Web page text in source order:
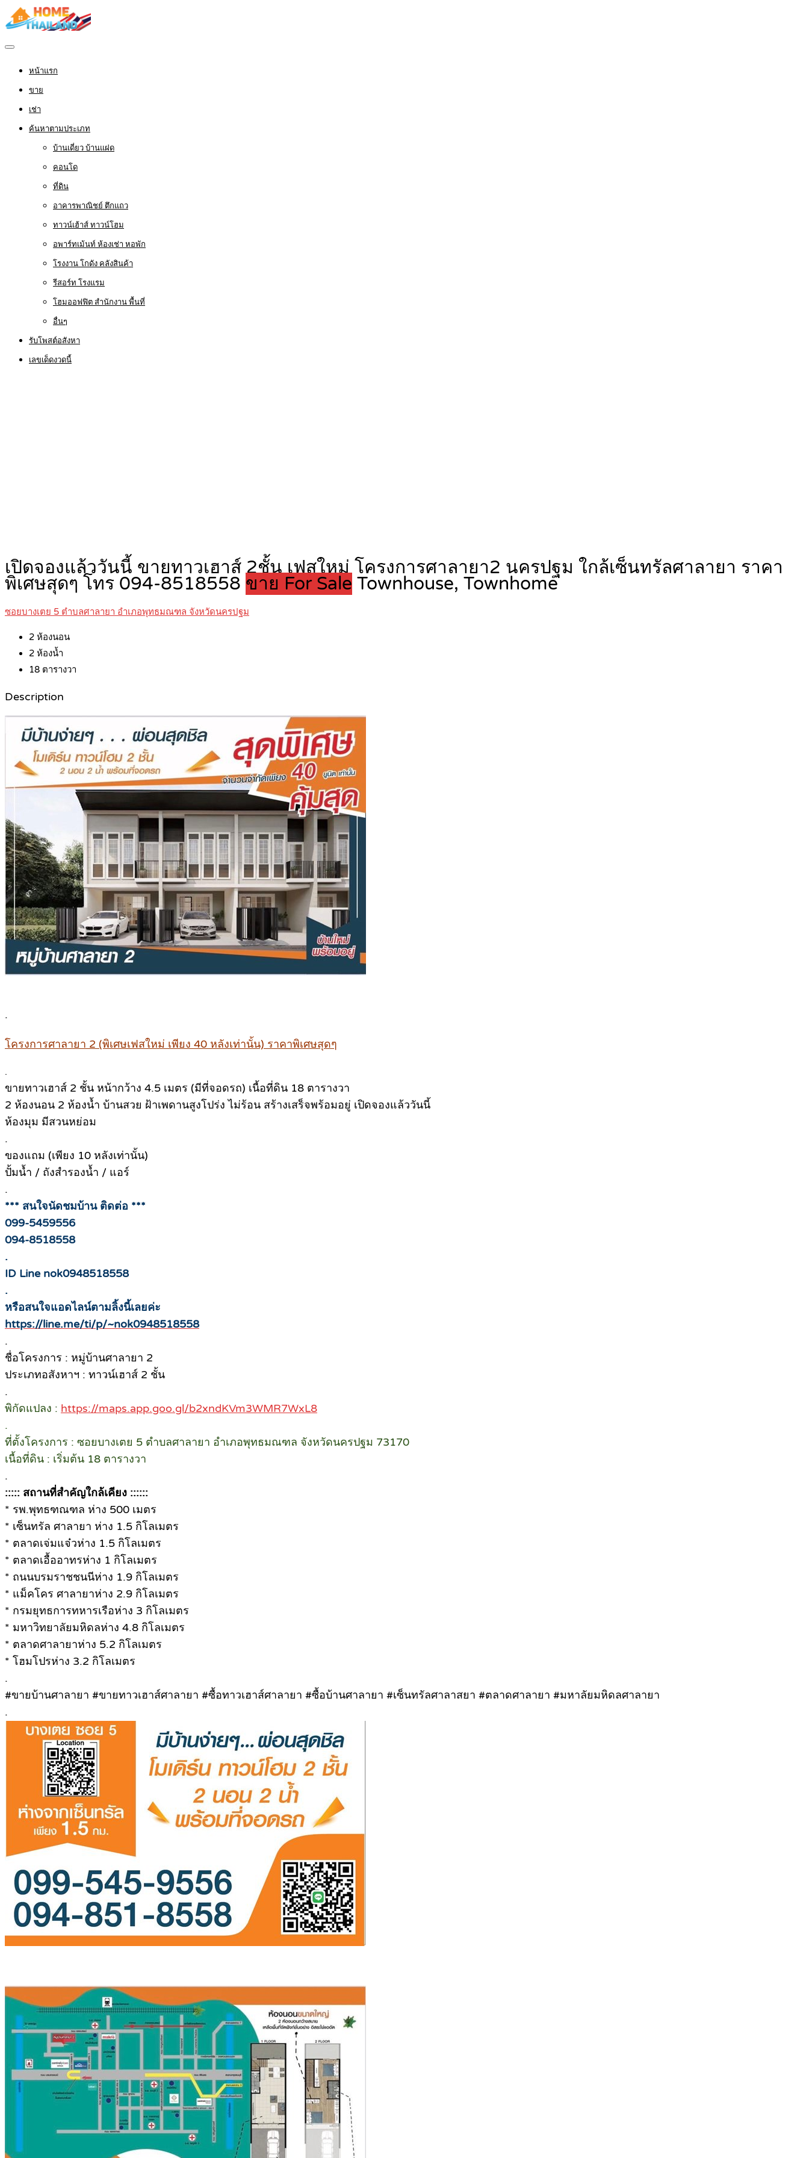
หน้าแรก
ขาย
เช่า
ค้นหาตามประเภท
บ้านเดี่ยว บ้านแฝด
คอนโด
ที่ดิน
อาคารพาณิชย์ ตึกแถว
ทาวน์เฮ้าส์ ทาวน์โฮม
อพาร์ทเม้นท์ ห้องเช่า หอพัก
โรงงาน โกดัง คลังสินค้า
รีสอร์ท โรงแรม
โฮมออฟฟิต สำนักงาน พื้นที่
อื่นๆ
รับโพสต์อสังหา
เลขเด็ดงวดนี้
เปิดจองแล้ววันนี้ ขายทาวเฮาส์ 2ชั้น เฟสใหม่ โครงการศาลายา2 นครปฐม ใกล้เซ็นทรัลศาลายา ราคา
พิเศษสุดๆ โทร 094-8518558 ขาย For Sale Townhouse, Townhome
ซอยบางเตย 5 ตำบลศาลายา อำเภอพุทธมณฑล จังหวัดนครปฐม
2 ห้องนอน
2 ห้องน้ำ
18 ตารางวา
Description
.
โครงการศาลายา 2 (พิเศษเฟสใหม่ เพียง 40 หลังเท่านั้น) ราคาพิเศษสุดๆ
.
ขายทาวเฮาส์ 2 ชั้น หน้ากว้าง 4.5 เมตร (มีที่จอดรถ) เนื้อที่ดิน 18 ตารางวา
2 ห้องนอน 2 ห้องน้ำ บ้านสวย ฝ้าเพดานสูงโปร่ง ไม่ร้อน สร้างเสร็จพร้อมอยู่ เปิดจองแล้ววันนี้
ห้องมุม มีสวนหย่อม
.
ของแถม (เพียง 10 หลังเท่านั้น)
ปั้มน้ำ / ถังสำรองน้ำ / แอร์
.
*** สนใจนัดชมบ้าน ติดต่อ ***
099-5459556
094-8518558
.
ID Line nok0948518558
.
หรือสนใจแอดไลน์ตามลิ้งนี้เลยค่ะ
https://line.me/ti/p/~nok0948518558
.
ชื่อโครงการ : หมู่บ้านศาลายา 2
ประเภทอสังหาฯ : ทาวน์เฮาส์ 2 ชั้น
.
พิกัดแปลง : https://maps.app.goo.gl/b2xndKVm3WMR7WxL8
.
ที่ตั้งโครงการ : ซอยบางเตย 5 ตำบลศาลายา อำเภอพุทธมณฑล จังหวัดนครปฐม 73170
เนื้อที่ดิน : เริ่มต้น 18 ตารางวา
.
::::: สถานที่สำคัญใกล้เคียง ::::::
* รพ.พุทธฑณฑล ห่าง 500 เมตร
* เซ็นทรัล ศาลายา ห่าง 1.5 กิโลเมตร
* ตลาดเจ่มแจ๋วห่าง 1.5 กิโลเมตร
* ตลาดเอื้ออาทรห่าง 1 กิโลเมตร
* ถนนบรมราชชนนีห่าง 1.9 กิโลเมตร
* แม็คโคร ศาลายาห่าง 2.9 กิโลเมตร
* กรมยุทธการทหารเรือห่าง 3 กิโลเมตร
* มหาวิทยาลัยมหิดลห่าง 4.8 กิโลเมตร
* ตลาดศาลายาห่าง 5.2 กิโลเมตร
* โฮมโปรห่าง 3.2 กิโลเมตร
.
#ขายบ้านศาลายา #ขายทาวเฮาส์ศาลายา #ซื้อทาวเฮาส์ศาลายา #ซื้อบ้านศาลายา #เซ็นทรัลศาลาสยา #ตลาดศาลายา #มหาลัยมหิดลศาลายา
.